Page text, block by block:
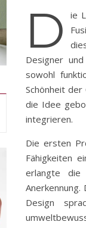
D
ie
Designer
sowohl
Schönheit
die Idee
integrieren.
Die ersten
Fähigkeiten
erlangte die
Design